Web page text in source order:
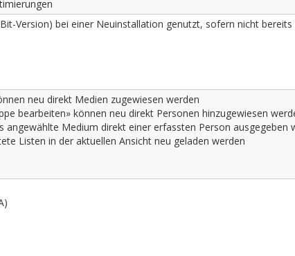
Version) bei einer Neuinstallation genutzt, sofern nicht
neu direkt Medien zugewiesen werden
bearbeiten» können neu direkt Personen hinzugewiesen
Medium direkt einer erfassten Person ausgegeben
Listen in der aktuellen Ansicht neu geladen werden